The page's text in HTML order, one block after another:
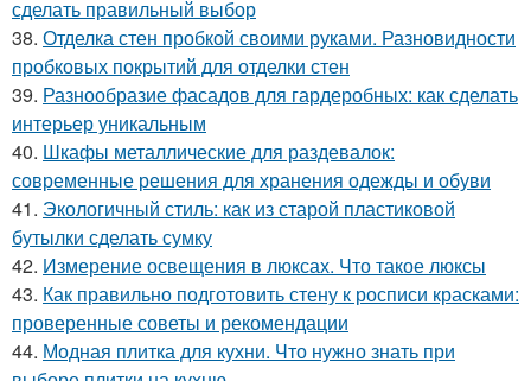
сделать правильный выбор
38. Отделка стен пробкой своими руками. Разновидности
пробковых покрытий для отделки стен
39. Разнообразие фасадов для гардеробных: как сделать
интерьер уникальным
40. Шкафы металлические для раздевалок:
современные решения для хранения одежды и обуви
41. Экологичный стиль: как из старой пластиковой
бутылки сделать сумку
42. Измерение освещения в люксах. Что такое люксы
43. Как правильно подготовить стену к росписи красками:
проверенные советы и рекомендации
44. Модная плитка для кухни. Что нужно знать при